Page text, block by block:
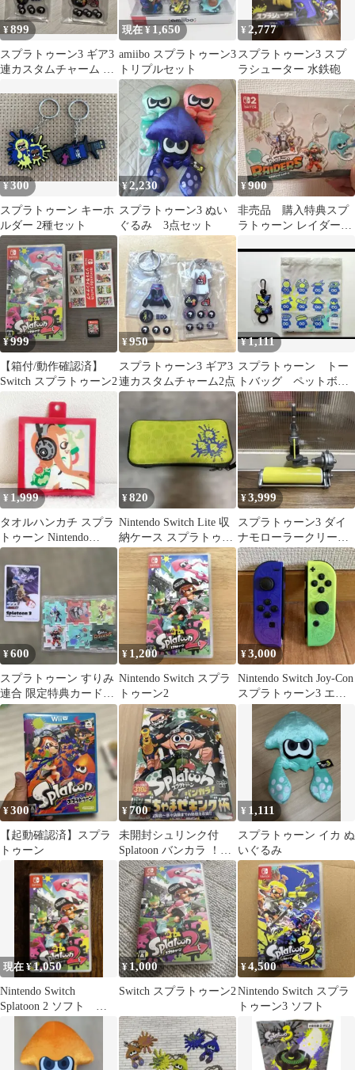
¥899
スプラトゥーン3 ギア3
連カスタムチャーム 2
ー
現在 ¥1,650
amiibo スプラトゥーン3
トリプルセット
¥ 2,777
スプラトゥーン3 スプ
ラシューター 水鉄砲
¥300
スプラトゥーン キーホ
ルダー 2種セット
¥2,230
スプラトゥーン3 ぬい
ぐるみ 3点セット
¥900
非売品 購入特典スプ
ラトゥーン レイダース
ト
¥999
【箱付/動作確認済】
Switch スプラトゥーン2
¥950
スプラトゥーン3 ギア3
連カスタムチャーム2点
¥1,111
スプラトゥーン トー
トバッグ ペットボト
ルホルダー
¥ 1,999
タオルハンカチ スプラ
トゥーン Nintendo
KYOTO 任天堂 京都
¥820
Nintendo Switch Lite 収
納ケース スプラトゥー
ン スプラ
¥3,999
スプラトゥーン3 ダイ
ナモローラークリーナ
ー
¥600
スプラトゥーン すりみ
連合 限定特典カード
アクリルキューブキー
ホルダー
¥ 1,200
Nintendo Switch スプラ
トゥーン2
¥3,000
Nintendo Switch Joy-Con
スプラトゥーン3 エデ
¥300
【起動確認済】スプラ
トゥーン
¥700
未開封シュリンク付
Splatoon バンカラ ！
8巻
¥ 1,111
スプラトゥーン イカ ぬ
いぐるみ
現在 ¥1,050
Nintendo Switch
Splatoon 2 ソフト ス
プラトゥーン2
¥1,000
Switch スプラトゥーン2
¥4,500
Nintendo Switch スプラ
トゥーン3 ソフト